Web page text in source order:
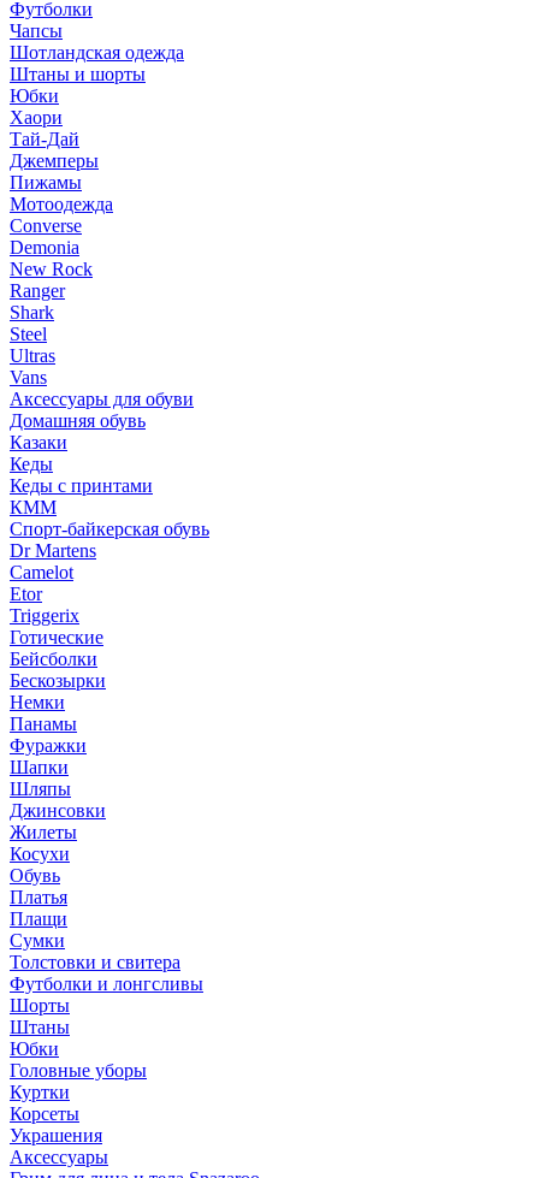
Футболки
Чапсы
Шотландская одежда
Штаны и шорты
Юбки
Хаори
Тай-Дай
Джемперы
Пижамы
Мотоодежда
Converse
Demonia
New Rock
Ranger
Shark
Steel
Ultras
Vans
Аксессуары для обуви
Домашняя обувь
Казаки
Кеды
Кеды с принтами
КММ
Спорт-байкерская обувь
Dr Martens
Camelot
Etor
Triggerix
Готические
Бейсболки
Бескозырки
Немки
Панамы
Фуражки
Шапки
Шляпы
Джинсовки
Жилеты
Косухи
Обувь
Платья
Плащи
Сумки
Толстовки и свитера
Футболки и лонгсливы
Шорты
Штаны
Юбки
Головные уборы
Куртки
Корсеты
Украшения
Аксессуары